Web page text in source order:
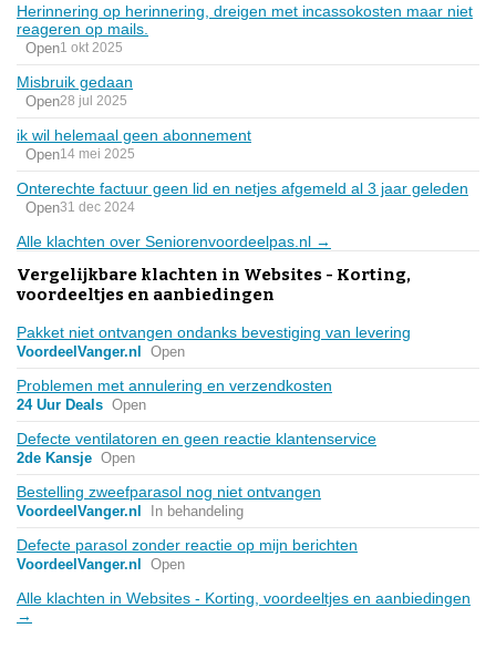
Herinnering op herinnering, dreigen met incassokosten maar niet
reageren op mails.
Open1 okt 2025
Misbruik gedaan
Open28 jul 2025
ik wil helemaal geen abonnement
Open14 mei 2025
Onterechte factuur geen lid en netjes afgemeld al 3 jaar geleden
Open31 dec 2024
Alle klachten over Seniorenvoordeelpas.nl →
Vergelijkbare klachten in Websites - Korting,
voordeeltjes en aanbiedingen
Pakket niet ontvangen ondanks bevestiging van levering
VoordeelVanger.nl Open
Problemen met annulering en verzendkosten
24 Uur Deals Open
Defecte ventilatoren en geen reactie klantenservice
2de Kansje Open
Bestelling zweefparasol nog niet ontvangen
VoordeelVanger.nl In behandeling
Defecte parasol zonder reactie op mijn berichten
VoordeelVanger.nl Open
Alle klachten in Websites - Korting, voordeeltjes en aanbiedingen
→